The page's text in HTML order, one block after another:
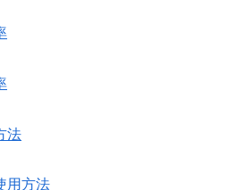
法
用方法